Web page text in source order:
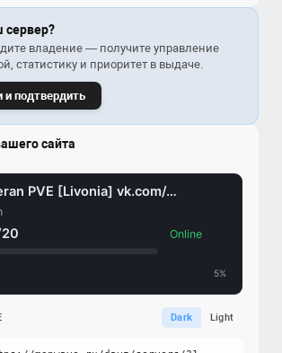
сервер?
владение — получите управление
статистику и приоритет в выдаче.
и подтвердить
сайта
Dark Light